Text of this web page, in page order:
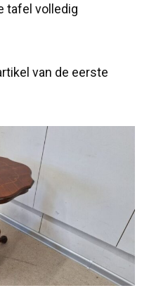
tafel volledig
van de eerste